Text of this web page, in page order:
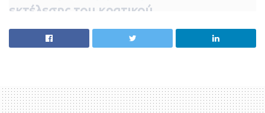
εκτέλεσης του κρατικού
προϋπολογισμού, σε τροποποιημένη
ταμειακή βάση, για την περίοδο του
Το ύψος των καθαρών εσόδων του κρατικού
προϋπολογισμού ανήλθε σε 53,925 δισ. ευρώ,